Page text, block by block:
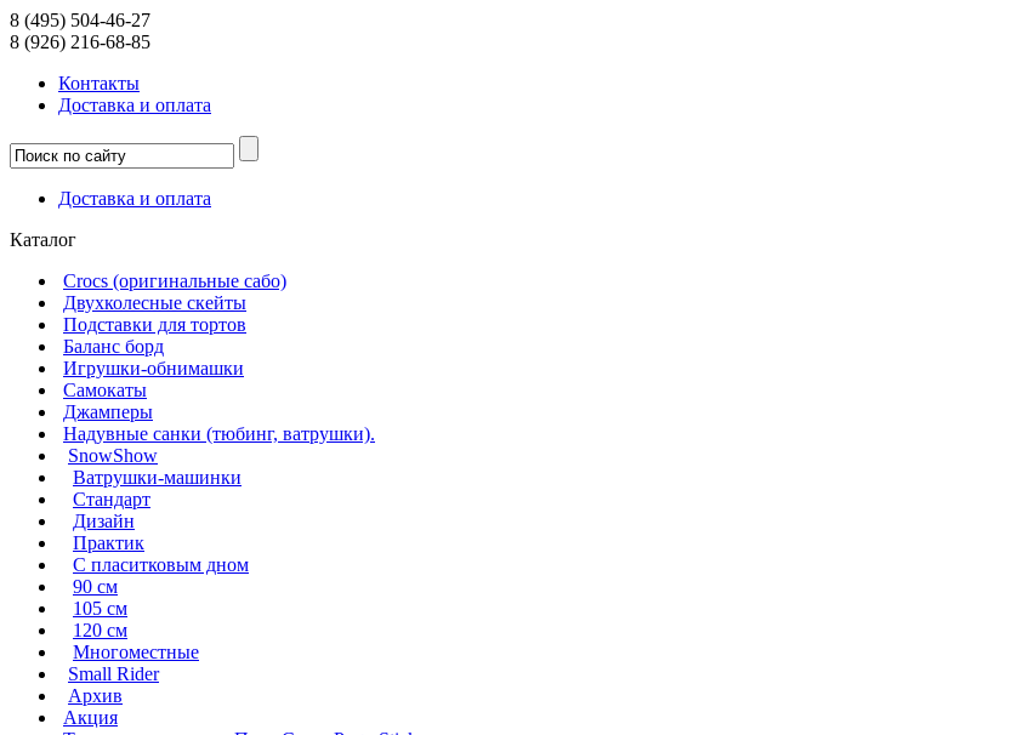
8 (495) 504-46-27
8 (926) 216-68-85
Контакты
Доcтавка и оплата
Доcтавка и оплата
Каталог
Crocs (оригинальные сабо)
Двухколесные скейты
Подставки для тортов
Баланс борд
Игрушки-обнимашки
Самокаты
Джамперы
Надувные санки (тюбинг, ватрушки).
SnowShow
Ватрушки-машинки
Стандарт
Дизайн
Практик
С пласитковым дном
90 см
105 см
120 см
Многоместные
Small Rider
Архив
Акция